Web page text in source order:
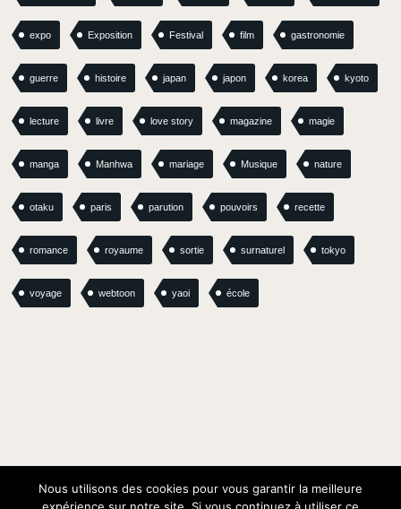
expo Exposition Festival film gastronomie
guerre histoire japan japon korea kyoto
lecture livre love story magazine magie
manga Manhwa mariage Musique nature
otaku paris parution pouvoirs recette
romance royaume sortie surnaturel tokyo
voyage webtoon yaoi école
Nous utilisons des cookies pour vous garantir la meilleure